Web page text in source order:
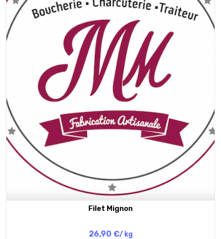
Filet Mignon
26,90 €/ kg